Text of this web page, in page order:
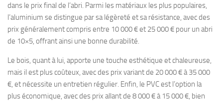
dans le prix final de l’abri. Parmi les matériaux les plus populaires,
l’aluminium se distingue par sa légèreté et sa résistance, avec des
prix généralement compris entre 10 000 € et 25 000 € pour un abri
de 10×5, offrant ainsi une bonne durabilité.
Le bois, quant à lui, apporte une touche esthétique et chaleureuse,
mais il est plus coûteux, avec des prix variant de 20 000 € à 35 000
€, et nécessite un entretien régulier. Enfin, le PVC est l’option la
plus économique, avec des prix allant de 8 000 € à 15 000 €, bien